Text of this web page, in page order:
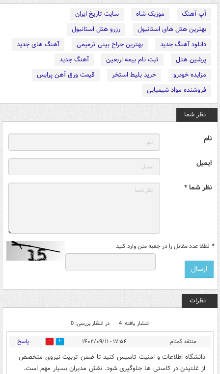
آپ آهنگ موزیک شاه
سایت تاریخ ایران
بهترین هتل های استانبول
رزرو هتل استانبول
دانلود آهنگ جدید
بهترین جراح بینی ترمیمی
آهنگ های جدید
پرشین هتل
ثبت نام بیمه اربعین
آهنگ جدید
مزایده خودرو
خرید بلیط استخر
قیمت ورق آهن پرایس
فروشنده مواد شیمیایی
نظر شما
نام
ایمیل
نظر شما *
* لطفا عدد مقابل را در جعبه متن وارد کنید
نظرات
انتشار یافته: 4 در انتظار بررسی: 0
منتقد گمنام ۱۷:۵۴ - ۱۴۰۲/۰۹/۱۱ 3 پاسخ
دانشگاه اطلاعات و امنیت تاسیس کنید تا ضمن تربیت نیروی متخصص
از غلتیدن در کاستی ها جلوگیری شود. نقش مدیران بسیار مهم است.